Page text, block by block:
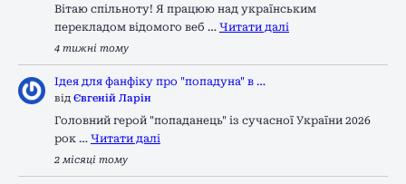
Вітаю спільноту! Я працюю над українським
перекладом відомого веб … Читати далі
4 тижні тому
Ідея для фанфіку про "попадуна" в …
від Євгеній Ларін
Головний герой "попаданець" із сучасної України 2026
рок … Читати далі
2 місяці тому